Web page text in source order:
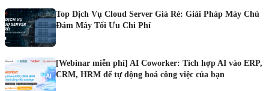
Top Dịch Vụ Cloud Server Giá Rẻ: Giải Pháp Máy Chủ
Đám Mây Tối Ưu Chi Phí
[Webinar miễn phí] AI Coworker: Tích hợp AI vào ERP,
CRM, HRM để tự động hoá công việc của bạn